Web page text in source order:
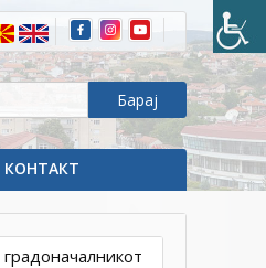
КОНТАКТ